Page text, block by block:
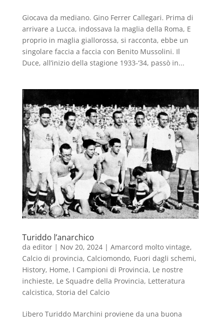
Giocava da mediano. Gino Ferrer Callegari. Prima di
arrivare a Lucca, indossava la maglia della Roma, E
proprio in maglia giallorossa, si racconta, ebbe un
singolare faccia a faccia con Benito Mussolini. Il
Duce, all’inizio della stagione 1933-‘34, passò in...
Turiddo l’anarchico
da editor| Nov 20, 2024| Amarcord molto vintage,
Calcio di provincia, Calciomondo, Fuori dagli schemi,
History, Home, I Campioni di Provincia, Le nostre
inchieste, Le Squadre della Provincia, Letteratura
calcistica, Storia del Calcio
Libero Turiddo Marchini proviene da una buona